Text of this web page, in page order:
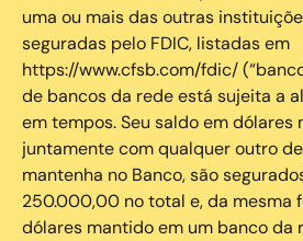
uma ou mais das outras
seguradas pelo FDIC, listadas em
https://www.cfsb.com/fdic/
de bancos da rede está sujeita a
em tempos. Seu saldo em dólares
juntamente com qualquer outro
mantenha no Banco, são
250.000,00 no total e, da mesma
dólares mantido em um banco da